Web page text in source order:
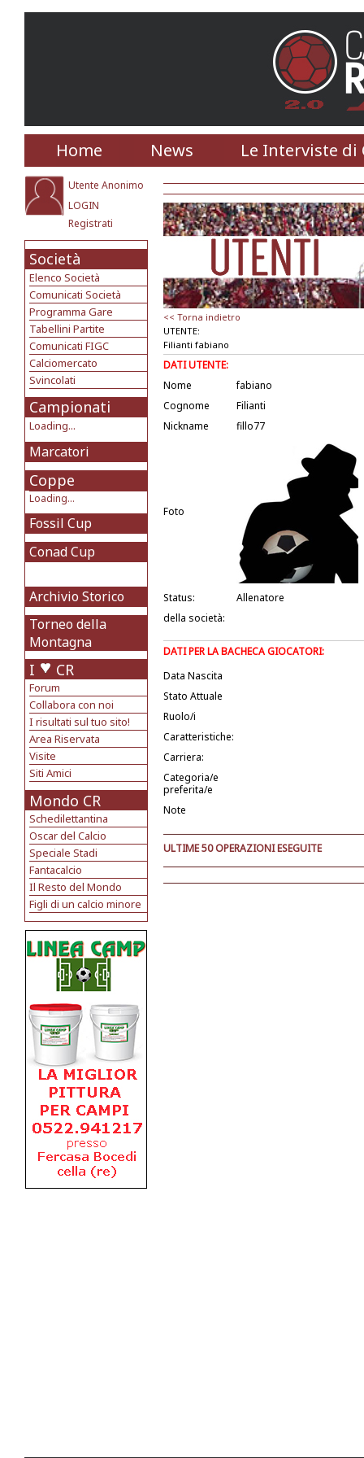
Home News Le Interviste di
Utente Anonimo
LOGIN
Registrati
Società
Elenco Società
Comunicati Società
Programma Gare
Tabellini Partite
Comunicati FIGC
Calciomercato
Svincolati
Campionati
Loading...
Marcatori
Coppe
Loading...
Fossil Cup
Conad Cup
Archivio Storico
Torneo della
Montagna
I CR
Forum
Collabora con noi
I risultati sul tuo sito!
Area Riservata
Visite
Siti Amici
Mondo CR
Schedilettantina
Oscar del Calcio
Speciale Stadi
Fantacalcio
Il Resto del Mondo
Figli di un calcio minore
<< Torna indietro
UTENTE:
Filianti fabiano
DATI UTENTE:
Nome
fabiano
Cognome
Filianti
Nickname
fillo77
Foto
Status:
Allenatore
della società:
DATI PER LA BACHECA GIOCATORI:
Data Nascita
Stato Attuale
Ruolo/i
Caratteristiche:
Carriera:
Categoria/e
preferita/e
Note
ULTIME 50 OPERAZIONI ESEGUITE